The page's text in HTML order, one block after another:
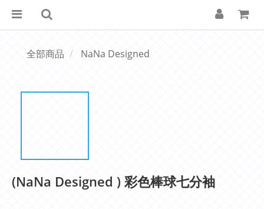
全部商品 NaNa Designed
(NaNa Designed ) 彩色棒球七分袖